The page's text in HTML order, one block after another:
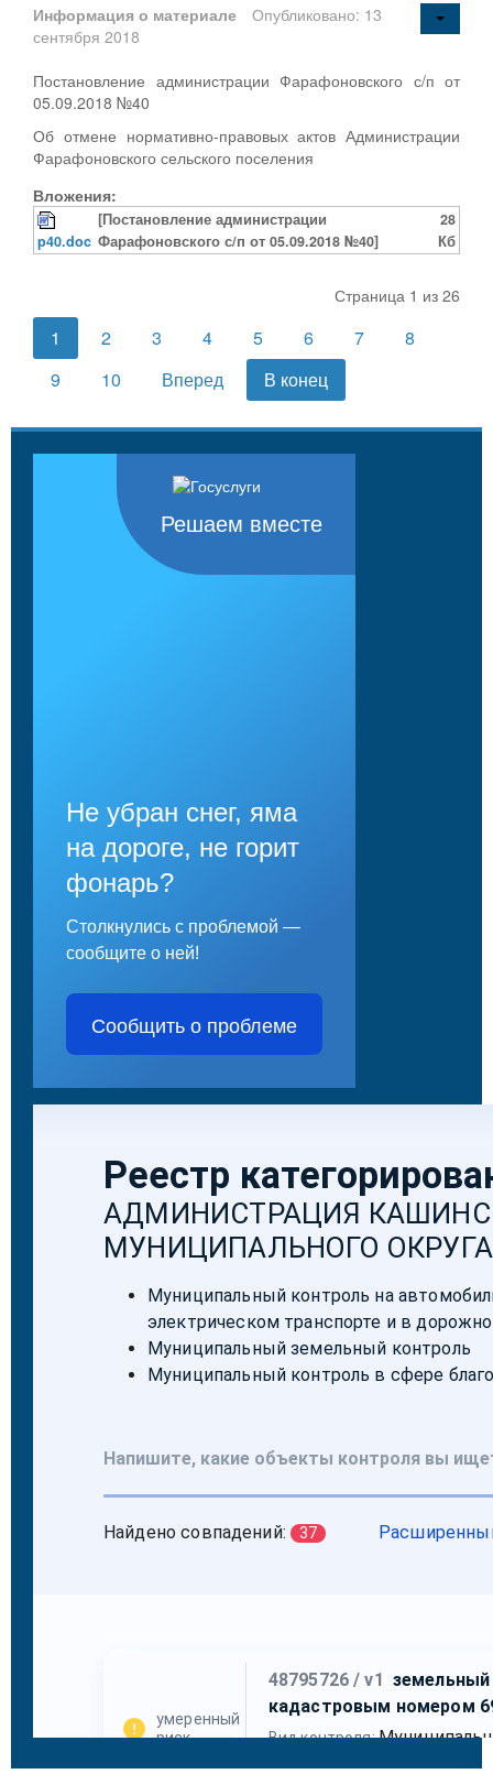
Информация о материале
Опубликовано: 13
сентября 2018
Постановление администрации Фарафоновского с/п от
05.09.2018 №40
Об отмене нормативно-правовых актов Администрации
Фарафоновского сельского поселения
Вложения:
p40.doc
[Постановление администрации
Фарафоновского с/п от 05.09.2018 №40]
28
Кб
Страница 1 из 26
1 2 3 4 5 6 7
8
9
10 Вперед В конец
Решаем вместе
Не убран снег, яма
на дороге, не горит
фонарь?
Столкнулись с проблемой —
сообщите о ней!
Сообщить о проблеме